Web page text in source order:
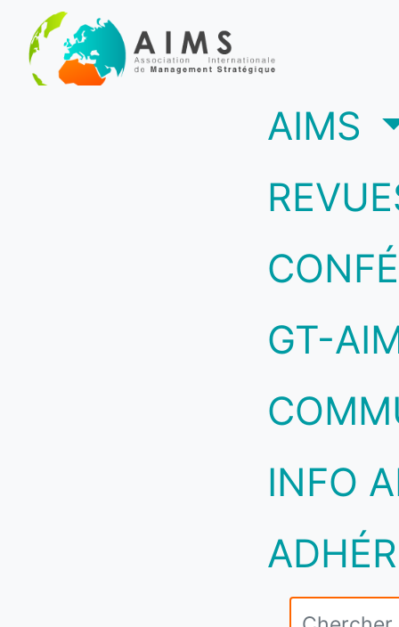
AIMS
GT-
INFO